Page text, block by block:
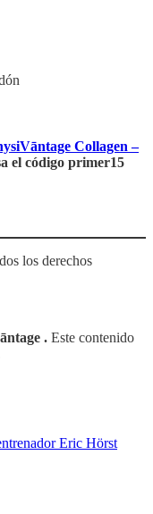
Collagen –
el código primer15
los derechos
. Este contenido
Eric Hörst